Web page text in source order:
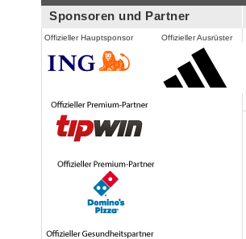
Sponsoren und Partner
Offizieller Hauptsponsor Offizieller Ausrüster